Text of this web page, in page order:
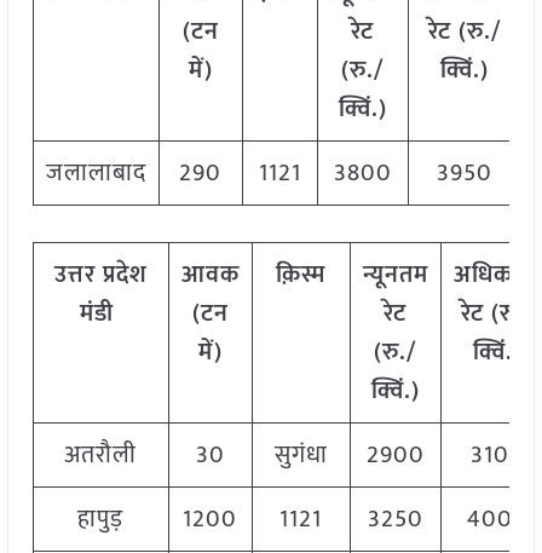
(टन
में)
रेट
(रु./
क्विं.)
रेट (रु./
क्विं.)
जलालाबाद
290 1121 3800 3950
उत्तर प्रदेश
मंडी
आवक
(टन
में)
क़िस्म
न्यूनतम
रेट
(रु./
क्विं.)
अधिकतम
रेट (रु./
क्विं.)
अतरौली 30 सुगंधा 2900
3100
हापुड़
1200 1121 3250 4000